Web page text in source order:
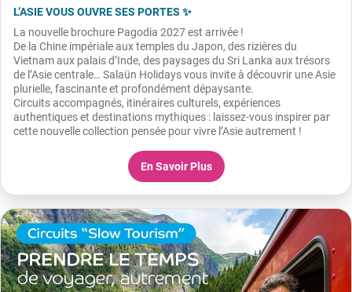
L’ASIE VOUS OUVRE SES PORTES ✨
La nouvelle brochure Pagodia 2027 est arrivée !
De la Chine impériale aux temples du Japon, des rizières du
Vietnam aux palais d’Inde, des paysages du Sri Lanka aux trésors
de l’Asie centrale… Salaün Holidays vous invite à découvrir une Asie
plurielle, fascinante et profondément dépaysante.
Circuits accompagnés, itinéraires culturels, expériences
authentiques et destinations mythiques : laissez-vous inspirer par
cette nouvelle collection pensée pour vivre l’Asie autrement !
En Savoir Plus